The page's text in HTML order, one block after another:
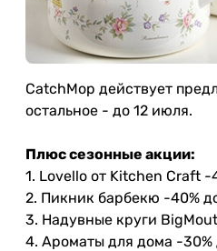
CatchMop действует
остальное - до 12 июля.
Плюс сезонные акции:⠀
1. Lovello от Kitchen Craft -
2. Пикник барбекю -40%
3. Надувные круги
4. Ароматы для дома -30%